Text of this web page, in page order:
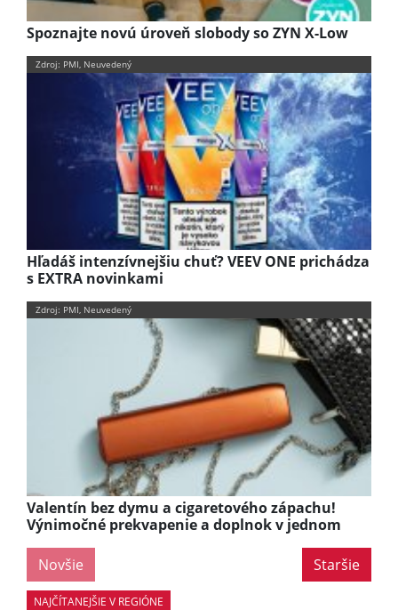
Spoznajte novú úroveň slobody so ZYN X-Low
Zdroj: PMI, Neuvedený
Hľadáš intenzívnejšiu chuť? VEEV ONE prichádza
s EXTRA novinkami
Zdroj: PMI, Neuvedený
Valentín bez dymu a cigaretového zápachu!
Výnimočné prekvapenie a doplnok v jednom
Novšie Staršie
NAJČÍTANEJŠIE V REGIÓNE